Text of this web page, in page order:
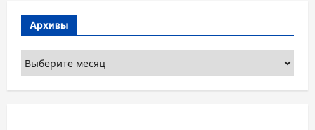
Архивы
Архивы